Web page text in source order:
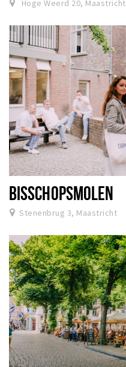
Hoge Weerd 20, Maastricht
BISSCHOPSMOLEN
Stenenbrug 3, Maastricht